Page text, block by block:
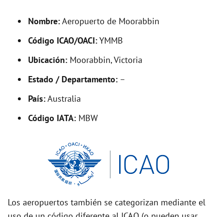
d
e
o
Nombre:Aeropuerto de Moorabbin
Código ICAO/OACI:YMMB
Ubicación: Moorabbin, Victoria
Estado / Departamento: –
País:Australia
Código IATA: MBW
Los aeropuertos también se categorizan mediante el